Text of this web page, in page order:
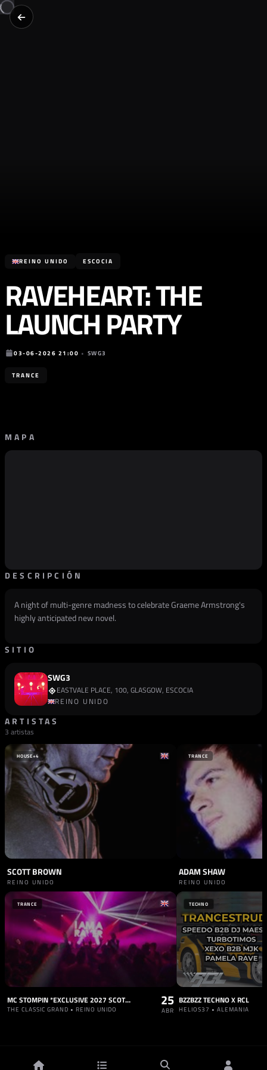
REINO UNIDO ESCOCIA
RAVEHEART: THE
LAUNCH PARTY
03-06-2026 21:00 • SWG3
TRANCE
MAPA
DESCRIPCIÓN
A night of multi-genre madness to celebrate Graeme Armstrong's
highly anticipated new novel.
SITIO
SWG3
EASTVALE PLACE, 100, GLASGOW, ESCOCIA
REINO UNIDO
ARTISTAS
3 artistas
HOUSE+4
SCOTT BROWN
REINO UNIDO
TRANCE
ADAM SHAW
REINO UNIDO
TRANCE
MC STOMPIN *EXCLUSIVE 2027 SCOTTISH DATE*
THE CLASSIC GRAND • REINO UNIDO
25
ABR
TECHNO
BZZBZZ TECHNO X RCL
HELIOS37 • ALEMANIA